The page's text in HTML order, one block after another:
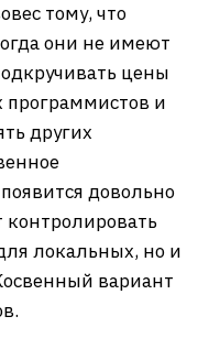
тому, что
они не имеют
цены
программистов и
других
довольно
контролировать
локальных, но и
вариант